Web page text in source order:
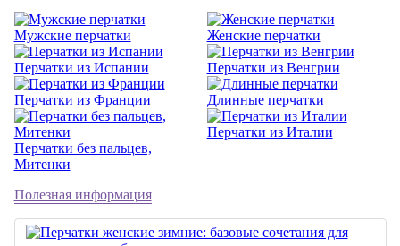
Мужские перчатки Женские перчатки
Перчатки из Испании Перчатки из Венгрии
Перчатки из Франции Длинные перчатки
Перчатки без пальцев,
Митенки
Перчатки из Италии
Полезная информация